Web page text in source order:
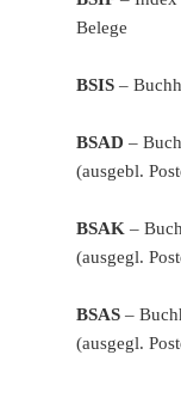
Belege
BSIS –
BSAD –
(ausgebl.
BSAK –
(ausgegl.
BSAS –
(ausgegl.